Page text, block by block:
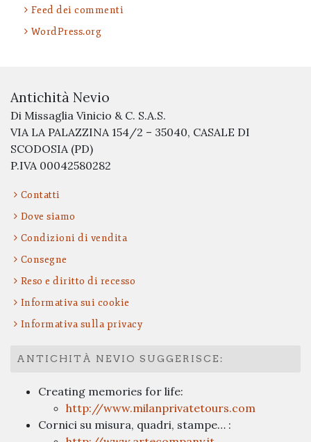
Feed dei commenti
WordPress.org
Antichità Nevio
Di Missaglia Vinicio & C. S.A.S.
VIA LA PALAZZINA 154/2 – 35040, CASALE DI
SCODOSIA (PD)
P.IVA 00042580282
Contatti
Dove siamo
Condizioni di vendita
Consegne
Reso e diritto di recesso
Informativa sui cookie
Informativa sulla privacy
ANTICHITÀ NEVIO SUGGERISCE:
Creating memories for life:
http://www.milanprivatetours.com
Cornici su misura, quadri, stampe… :